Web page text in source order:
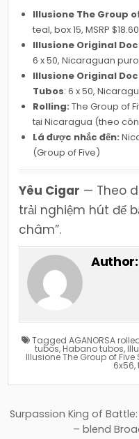
Illusione The Group
teal, box 15, MSRP $18.60
Illusione Original
6 x 50, Nicaraguan puro,
Illusione Original
Tubos: 6 x 50,
Rolling: The Group of
tại Nicaragua (theo
Lá được nhắc đến:
(Group of Five)
Yêu Cigar — Theo
trải nghiệm hút để
châm”.
Tagged AGANORSA
tubos, Habano tubos,
Illusione The Group of Five
6x56,
Điều
Surpassion King of
– blend